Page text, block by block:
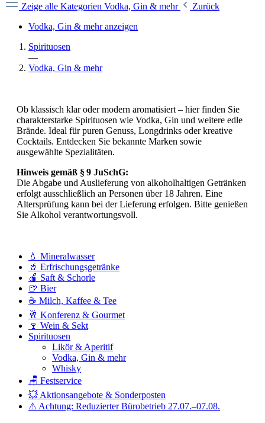
Zeige alle Kategorien Vodka, Gin & mehr
Zurück
Vodka, Gin & mehr anzeigen
Spirituosen
—
Vodka, Gin & mehr
Ob klassisch klar oder modern aromatisiert – hier finden Sie
charakterstarke Spirituosen wie Vodka, Gin und weitere edle
Brände. Ideal für puren Genuss, Longdrinks oder kreative
Cocktails. Entdecken Sie bekannte Marken sowie
ausgewählte Spezialitäten.
Hinweis gemäß § 9 JuSchG:
Die Abgabe und Auslieferung von alkoholhaltigen Getränken
erfolgt ausschließlich an Personen über 18 Jahren. Eine
Altersprüfung kann bei der Lieferung erfolgen. Bitte genießen
Sie Alkohol verantwortungsvoll.
💧 Mineralwasser
🥤 Erfrischungsgetränke
🍎 Saft & Schorle
🍺 Bier
☕ Milch, Kaffee & Tee
🥂 Konferenz & Gourmet
🍷 Wein & Sekt
Spirituosen
Likör & Aperitif
Vodka, Gin & mehr
Whisky
🪑 Festservice
💥 Aktionsangebote & Sonderposten
⚠ Achtung: Reduzierter Bürobetrieb 27.07.–07.08.